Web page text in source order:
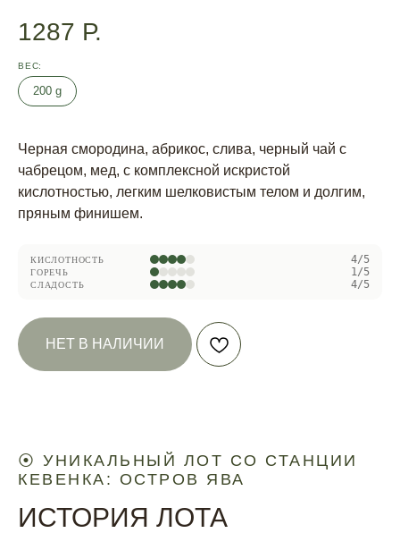
1287 Р.
ВЕС
200 g
Черная смородина, абрикос, слива, черный чай с
чабрецом, мед, с комплексной искристой
кислотностью, легким шелковистым телом и долгим,
пряным финишем.
КИСЛОТНОСТЬ 4/5
ГОРЕЧЬ 1/5
СЛАДОСТЬ 4/5
НЕТ В НАЛИЧИИ
⦿ УНИКАЛЬНЫЙ ЛОТ СО СТАНЦИИ
КЕВЕНКА: ОСТРОВ ЯВА
ИСТОРИЯ ЛОТА